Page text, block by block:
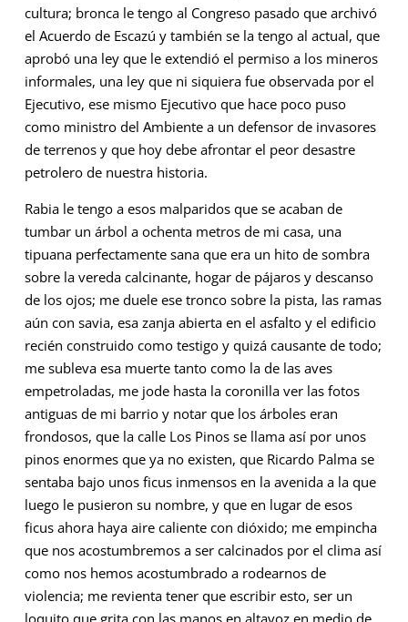
cultura; bronca le tengo al Congreso pasado que archivó
el Acuerdo de Escazú y también se la tengo al actual, que
aprobó una ley que le extendió el permiso a los mineros
informales, una ley que ni siquiera fue observada por el
Ejecutivo, ese mismo Ejecutivo que hace poco puso
como ministro del Ambiente a un defensor de invasores
de terrenos y que hoy debe afrontar el peor desastre
petrolero de nuestra historia.
Rabia le tengo a esos malparidos que se acaban de
tumbar un árbol a ochenta metros de mi casa, una
tipuana perfectamente sana que era un hito de sombra
sobre la vereda calcinante, hogar de pájaros y descanso
de los ojos; me duele ese tronco sobre la pista, las ramas
aún con savia, esa zanja abierta en el asfalto y el edificio
recién construido como testigo y quizá causante de todo;
me subleva esa muerte tanto como la de las aves
empetroladas, me jode hasta la coronilla ver las fotos
antiguas de mi barrio y notar que los árboles eran
frondosos, que la calle Los Pinos se llama así por unos
pinos enormes que ya no existen, que Ricardo Palma se
sentaba bajo unos ficus inmensos en la avenida a la que
luego le pusieron su nombre, y que en lugar de esos
ficus ahora haya aire caliente con dióxido; me empincha
que nos acostumbremos a ser calcinados por el clima así
como nos hemos acostumbrado a rodearnos de
violencia; me revienta tener que escribir esto, ser un
loquito que grita con las manos en altavoz en medio de